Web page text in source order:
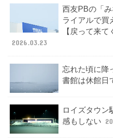
西友PBの「
ライアルで買
【戻って来て
2026.03.23
忘れた頃に降
書館は休館日
ロイズタウン
感もしない